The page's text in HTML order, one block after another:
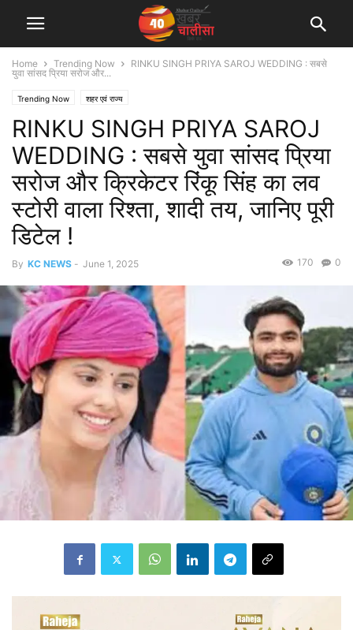
Home Trending Now
RINKU SINGH PRIYA SAROJ WEDDING : सबसे
युवा सांसद प्रिया सरोज और...
Trending Now शहर एवं राज्य
RINKU SINGH PRIYA SAROJ
WEDDING : सबसे युवा सांसद प्रिया
सरोज और क्रिकेटर रिंकू सिंह का लव
स्टोरी वाला रिश्ता, शादी तय, जानिए पूरी
डिटेल !
By KC NEWS - June 1, 2025 0
170